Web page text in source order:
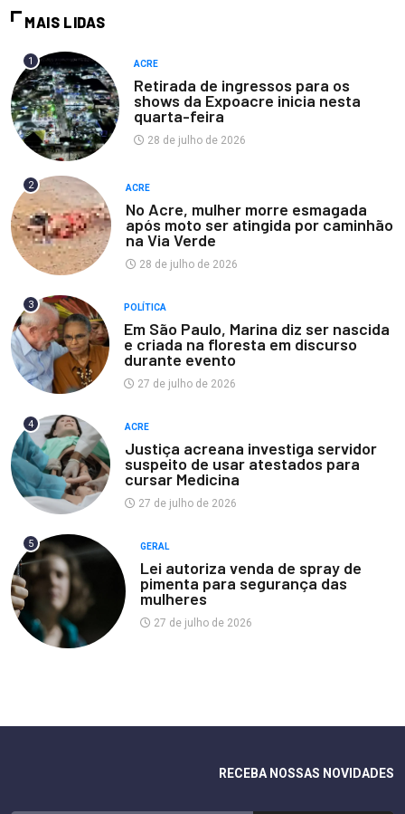
MAIS LIDAS
1 ACRE
Retirada de ingressos para os
shows da Expoacre inicia nesta
quarta-feira
28 de julho de 2026
2 ACRE
No Acre, mulher morre esmagada
após moto ser atingida por caminhão
na Via Verde
28 de julho de 2026
3 POLÍTICA
Em São Paulo, Marina diz ser nascida
e criada na floresta em discurso
durante evento
27 de julho de 2026
4 ACRE
Justiça acreana investiga servidor
suspeito de usar atestados para
cursar Medicina
27 de julho de 2026
5 GERAL
Lei autoriza venda de spray de
pimenta para segurança das
mulheres
27 de julho de 2026
RECEBA NOSSAS NOVIDADES